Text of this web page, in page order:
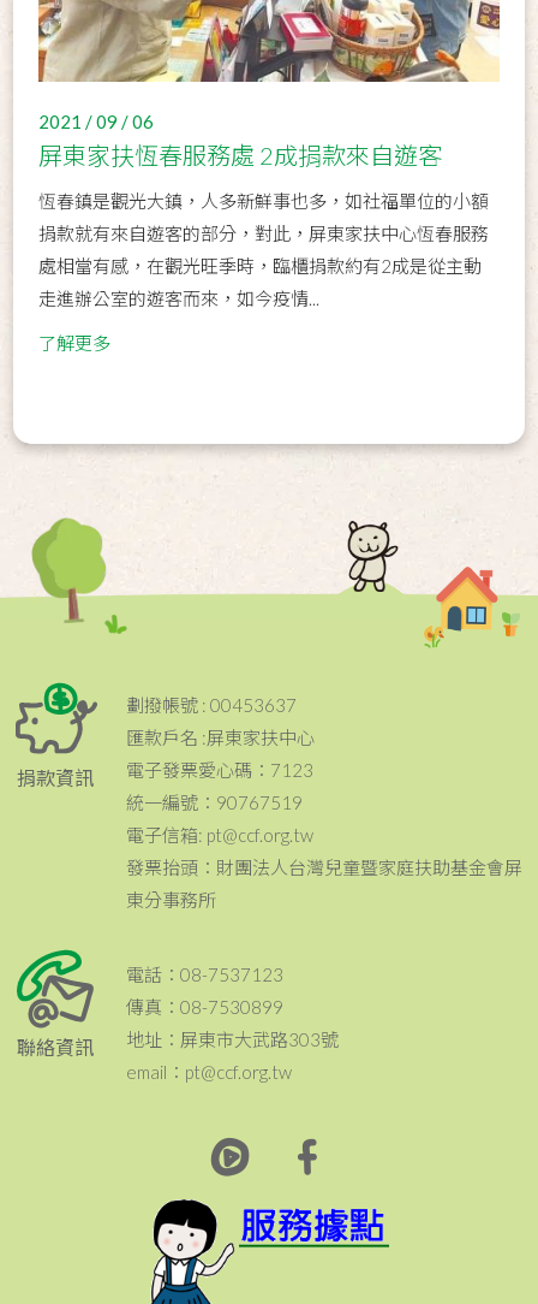
2021 / 09 / 06
屏東家扶恆春服務處 2成捐款來自遊客
恆春鎮是觀光大鎮，人多新鮮事也多，如社福單位的小額
捐款就有來自遊客的部分，對此，屏東家扶中心恆春服務
處相當有感，在觀光旺季時，臨櫃捐款約有2成是從主動
走進辦公室的遊客而來，如今疫情...
了解更多
捐款資訊
劃撥帳號 : 00453637
匯款戶名 :屏東家扶中心
電子發票愛心碼：7123
統一編號：90767519
電子信箱: pt@ccf.org.tw
發票抬頭：財團法人台灣兒童暨家庭扶助基金會屏
東分事務所
聯絡資訊
電話：08-7537123
傳真：08-7530899
地址：屏東市大武路303號
email：pt@ccf.org.tw